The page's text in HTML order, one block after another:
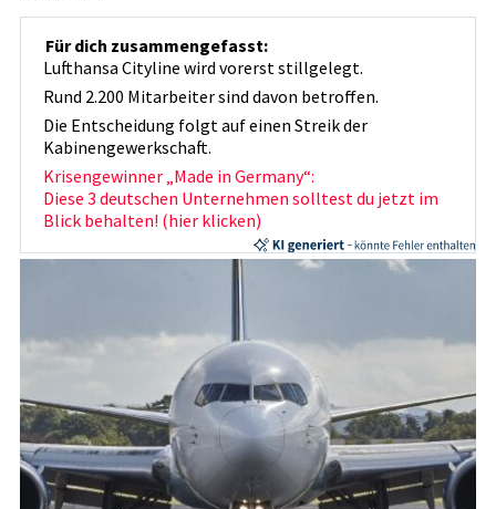
Für dich zusammengefasst:
Lufthansa Cityline wird vorerst stillgelegt.
Rund 2.200 Mitarbeiter sind davon betroffen.
Die Entscheidung folgt auf einen Streik der
Kabinengewerkschaft.
Krisengewinner „Made in Germany“:
Diese 3 deutschen Unternehmen solltest du jetzt im
Blick behalten! (hier klicken)